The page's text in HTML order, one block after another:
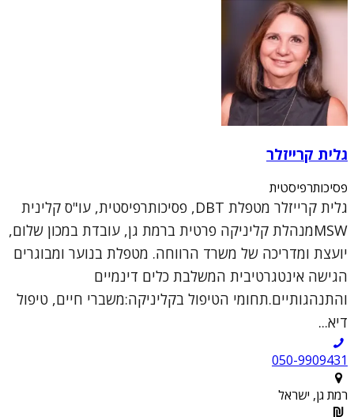
גלית קרייזלר
פסיכותרפיסטית
גלית קרייזלר מטפלת DBT, פסיכותרפיסטית, עו"ס קלינית
MSWמנהלת קליניקה פרטית ברמת גן, עובדת במכון שלום,
יועצת ומדריכה של משרד הרווחה. מטפלת בנוער ומבוגרים
הגישה אינטגרטיבית המשלבת כלים דינמיים
והתנהגותיים.תחומי הטיפול בקליניקה:משברי חיים, טיפול
דיא...
050-9909431
רמת גן, ישראל